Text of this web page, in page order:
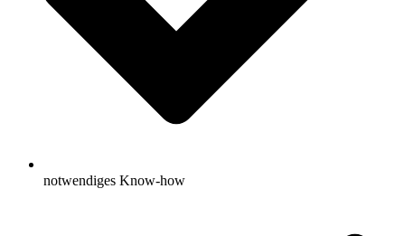
notwendiges Know-how